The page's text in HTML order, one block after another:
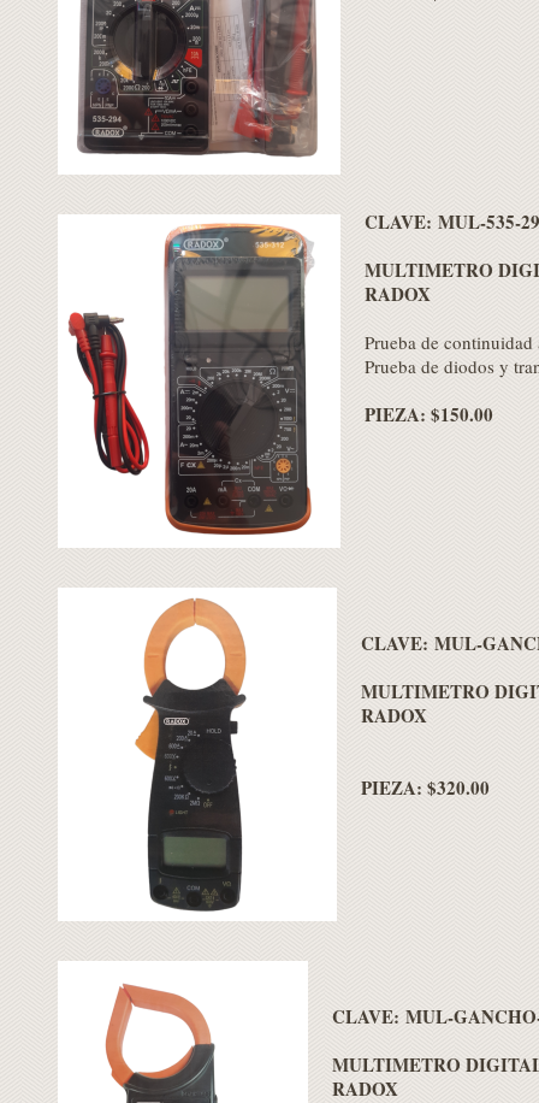
CLAVE: MUL-535-
MULTIMETRO
RADOX
Prueba de continuidad
Prueba de diodos y
PIEZA: $150.00
CLAVE: MUL-
MULTIMETRO
RADOX
PIEZA: $320.00
CLAVE: MUL-
MULTIMETRO
RADOX